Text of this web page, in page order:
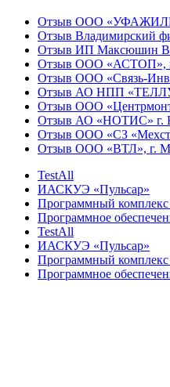
Отзыв ООО
Отзыв Владимирский
Отзыв ИП Максюшин
Отзыв ООО «АСТОП»,
Отзыв ООО «Связь-
Отзыв АО НПП
Отзыв ООО
Отзыв АО «НОТИС» г.
Отзыв ООО «СЗ
Отзыв ООО «ВТЛ», г.
TestAll
ИАСКУЭ «Пульсар»
Программный комплекс
Программное
TestAll
ИАСКУЭ «Пульсар»
Программный комплекс
Программное